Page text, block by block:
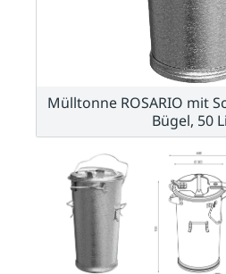
Mülltonne ROSARIO mit
Bügel, 50